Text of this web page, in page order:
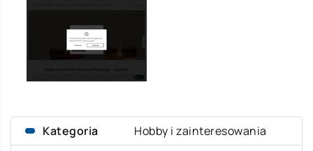
Kategoria
Hobby i zainteresowania